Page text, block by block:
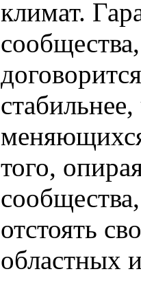
климат.
того,
отстоять
областных